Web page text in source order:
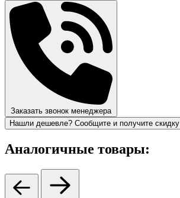
Заказать звонок менеджера
Нашли дешевле? Сообщите и получите скидку
Аналогичные товары: